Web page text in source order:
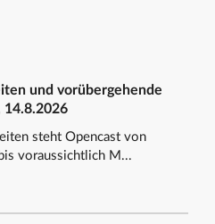
und vorübergehende
14.8.2026
steht Opencast von
voraussichtlich M...